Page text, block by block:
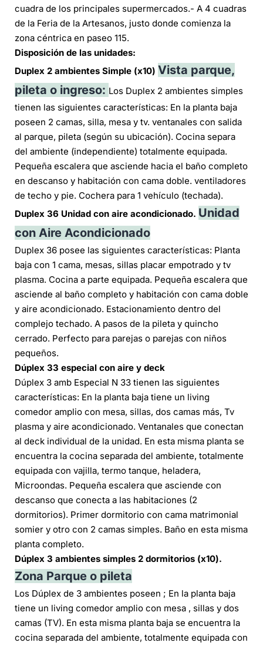
cuadra de los principales supermercados.- A 4 cuadras
de la Feria de la Artesanos, justo donde comienza la
zona céntrica en paseo 115.
Disposición de las unidades:
Duplex 2 ambientes Simple (x10) Vista parque,
pileta o ingreso: Los Duplex 2 ambientes simples
tienen las siguientes características: En la planta baja
poseen 2 camas, silla, mesa y tv. ventanales con salida
al parque, pileta (según su ubicación). Cocina separa
del ambiente (independiente) totalmente equipada.
Pequeña escalera que asciende hacia el baño completo
en descanso y habitación con cama doble. ventiladores
de techo y pie. Cochera para 1 vehículo (techada).
Duplex 36 Unidad con aire acondicionado. Unidad
con Aire Acondicionado
Duplex 36 posee las siguientes características: Planta
baja con 1 cama, mesas, sillas placar empotrado y tv
plasma. Cocina a parte equipada. Pequeña escalera que
asciende al baño completo y habitación con cama doble
y aire acondicionado. Estacionamiento dentro del
complejo techado. A pasos de la pileta y quincho
cerrado. Perfecto para parejas o parejas con niños
pequeños.
Dúplex 33 especial con aire y deck
Dúplex 3 amb Especial N 33 tienen las siguientes
características: En la planta baja tiene un living
comedor amplio con mesa, sillas, dos camas más, Tv
plasma y aire acondicionado. Ventanales que conectan
al deck individual de la unidad. En esta misma planta se
encuentra la cocina separada del ambiente, totalmente
equipada con vajilla, termo tanque, heladera,
Microondas. Pequeña escalera que asciende con
descanso que conecta a las habitaciones (2
dormitorios). Primer dormitorio con cama matrimonial
somier y otro con 2 camas simples. Baño en esta misma
planta completo.
Dúplex 3 ambientes simples 2 dormitorios (x10).
Zona Parque o pileta
Los Dúplex de 3 ambientes poseen ; En la planta baja
tiene un living comedor amplio con mesa , sillas y dos
camas (TV). En esta misma planta baja se encuentra la
cocina separada del ambiente, totalmente equipada con